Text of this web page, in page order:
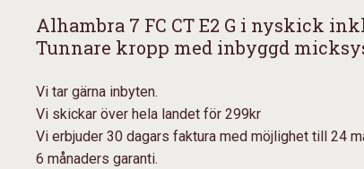
Alhambra 7 FC CT E2 G i nyskick
Tunnare kropp med inbyggd
Vi tar gärna inbyten.
Vi skickar över hela landet för 299kr
Vi erbjuder 30 dagars faktura med möjlighet till 24
6 månaders garanti.